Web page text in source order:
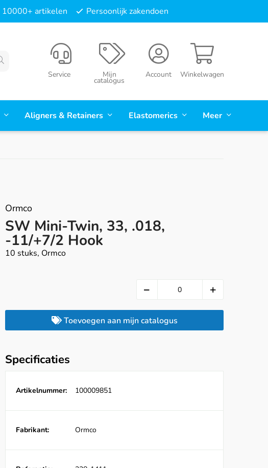
10000+ artikelen Persoonlijk zakendoen
Winkelwagen
Account
Mijn
catalogus
Service
Aligners & Retainers Elastomerics Meer
Ormco
SW Mini-Twin, 33, .018,
-11/+7/2 Hook
10 stuks, Ormco
Toevoegen aan mijn catalogus
Specificaties
Artikelnummer: 100009851
Fabrikant: Ormco